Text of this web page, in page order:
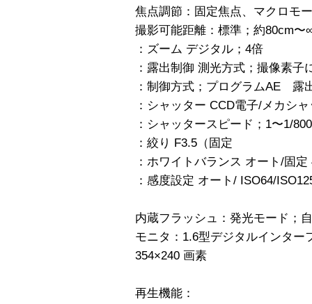
焦点調節：固定焦点、マクロモ
撮影可能距離：標準；約80cm
：ズーム デジタル；4倍
：露出制御 測光方式；撮像素子
：制御方式；プログラムAE 露
：シャッター CCD電子/メカシ
：シャッタースピード；1〜1/
：絞り F3.5（固定
：ホワイトバランス オート/固
：感度設定 オート/ ISO64/
内蔵フラッシュ：発光モード；
モニタ：1.6型デジタルインター
354×240 画素
再生機能：